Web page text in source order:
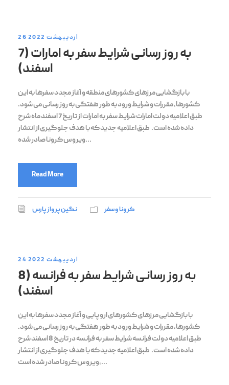
26 اردیبهشت 2022
به روز رسانی شرایط سفر به امارات (7
اسفند)
با بازگشایی مرزهای کشورهای منطقه و آغاز مجدد سفرها به این
کشورها، مقررات و شرایط ورود به طور هفتگی به روز رسانی می شود.
طبق اعلامیه دولت امارات شرایط سفر به امارات از تاریخ 7 اسفند ماه شرح
داده شده است. طبق اعلامیه جدید که با هدف جلوگیری از انتشار
ویروس کرونا صادر شده...
Read More
نگین پرواز پارس کرونا و سفر
24 اردیبهشت 2022
به روز رسانی شرایط سفر به فرانسه (8
اسفند)
با بازگشایی مرزهای کشورهای اروپایی و آغاز مجدد سفرها به این
کشورها، مقررات و شرایط ورود به طور هفتگی به روز رسانی می شود.
طبق اعلامیه دولت فرانسه شرایط سفر به فرانسه در تاریخ 8 اسفند شرح
داده شده است. طبق اعلامیه جدید که با هدف جلوگیری از انتشار
ویروس کرونا صادر شده است،...